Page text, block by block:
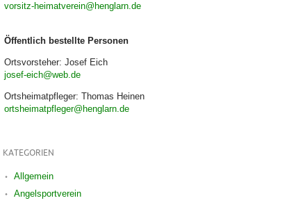
vorsitz-heimatverein@henglarn.de
Öffentlich bestellte Personen
Ortsvorsteher: Josef Eich
josef-eich@web.de
Ortsheimatpfleger: Thomas Heinen
ortsheimatpfleger@henglarn.de
KATEGORIEN
Allgemein
Angelsportverein